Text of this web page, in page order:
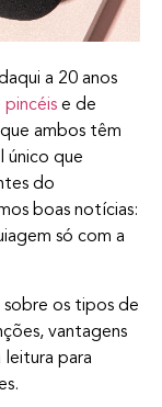
a 20 anos
e de
ambos têm
único que
do
boas notícias:
só com a
os tipos de
vantagens
leitura para